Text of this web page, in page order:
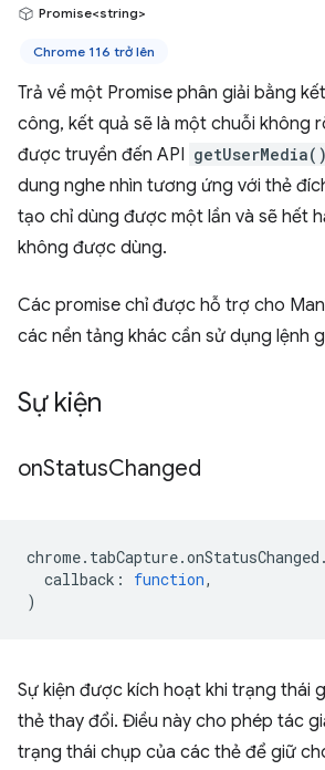
Promise<string>
Chrome 116 trở lên
Trả về một Promise phân giải bằng
công, kết quả sẽ là một chuỗi không
được truyền đến API getUserMedia()
dung nghe nhìn tương ứng với thẻ
tạo chỉ dùng được một lần và sẽ hết
không được dùng.
Các promise chỉ được hỗ trợ cho
các nền tảng khác cần sử dụng lệnh
Sự kiện
onStatusChanged
chrome. tabCapture.onStatusChanged .
callback : function,
)
Sự kiện được kích hoạt khi trạng thái
thẻ thay đổi. Điều này cho phép tác
trạng thái chụp của các thẻ để giữ